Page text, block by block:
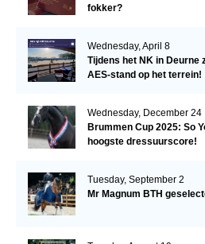
fokker?
Wednesday, April 8
Tijdens het NK in Deurne
AES-stand op het terrein!
Wednesday, December 24
Brummen Cup 2025: So
hoogste dressuurscore!
Tuesday, September 2
Mr Magnum BTH